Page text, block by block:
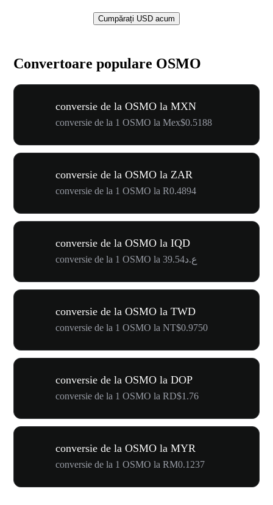
Cumpărați USD acum
Convertoare populare OSMO
conversie de la OSMO la MXN
conversie de la 1 OSMO la Mex$0.5188
conversie de la OSMO la ZAR
conversie de la 1 OSMO la R0.4894
conversie de la OSMO la IQD
conversie de la 1 OSMO la ع.د39.54
conversie de la OSMO la TWD
conversie de la 1 OSMO la NT$0.9750
conversie de la OSMO la DOP
conversie de la 1 OSMO la RD$1.76
conversie de la OSMO la MYR
conversie de la 1 OSMO la RM0.1237